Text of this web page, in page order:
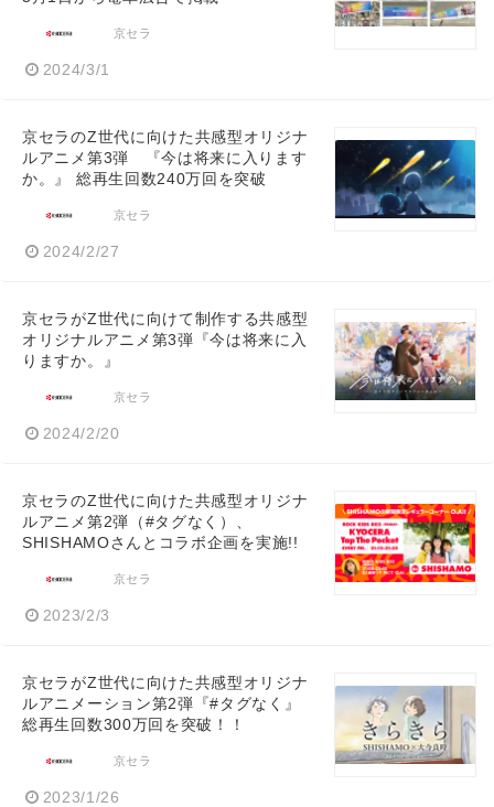
京セラ
2024/3/1
京セラのZ世代に向けた共感型オリジナ
ルアニメ第3弾 『今は将来に入ります
か。』 総再生回数240万回を突破
京セラ
2024/2/27
京セラがZ世代に向けて制作する共感型
オリジナルアニメ第3弾『今は将来に入
りますか。』
京セラ
2024/2/20
京セラのZ世代に向けた共感型オリジナ
ルアニメ第2弾（#タグなく）、
SHISHAMOさんとコラボ企画を実施!!
京セラ
2023/2/3
京セラがZ世代に向けた共感型オリジナ
ルアニメーション第2弾『#タグなく』
総再生回数300万回を突破！！
京セラ
2023/1/26